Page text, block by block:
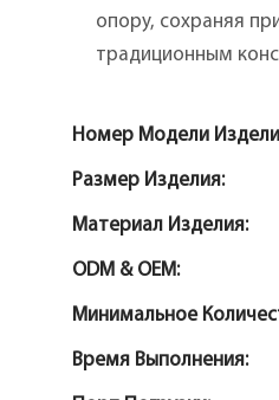
опору, сохраняя
традиционным
Номер Модели
Размер Изделия:
Материал Изделия:
ODM & OEM:
Минимальное
Время Выполнения: